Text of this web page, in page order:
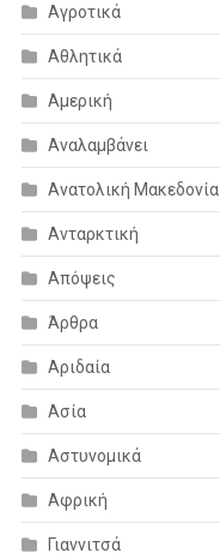
Αγροτικά
Αθλητικά
Αμερική
Αναλαμβάνει
Ανατολική Μακεδονία
Ανταρκτική
Απόψεις
Άρθρα
Αριδαία
Ασία
Αστυνομικά
Αφρική
Γιαννιτσά